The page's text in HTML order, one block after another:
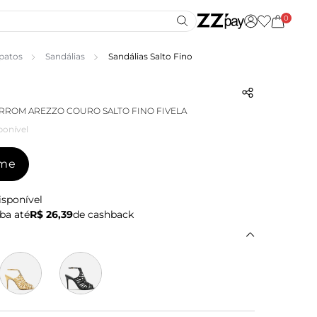
0
Sandálias Sandálias Salto Fino
AREZZO COURO SALTO FINO FIVELA
atéR$ 26,39de cashback